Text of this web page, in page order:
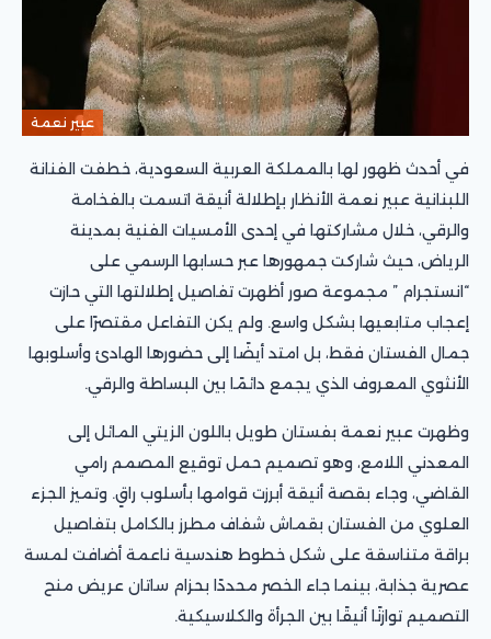
عبير نعمة
في أحدث ظهور لها بالمملكة العربية السعودية، خطفت الفنانة
اللبنانية عبير نعمة الأنظار بإطلالة أنيقة اتسمت بالفخامة
والرقي، خلال مشاركتها في إحدى الأمسيات الفنية بمدينة
الرياض، حيث شاركت جمهورها عبر حسابها الرسمي على
“انستجرام ” مجموعة صور أظهرت تفاصيل إطلالتها التي حازت
إعجاب متابعيها بشكل واسع. ولم يكن التفاعل مقتصرًا على
جمال الفستان فقط، بل امتد أيضًا إلى حضورها الهادئ وأسلوبها
الأنثوي المعروف الذي يجمع دائمًا بين البساطة والرقي.
وظهرت عبير نعمة بفستان طويل باللون الزيتي المائل إلى
المعدني اللامع، وهو تصميم حمل توقيع المصمم رامي
القاضي، وجاء بقصة أنيقة أبرزت قوامها بأسلوب راقٍ. وتميز الجزء
العلوي من الفستان بقماش شفاف مطرز بالكامل بتفاصيل
براقة متناسقة على شكل خطوط هندسية ناعمة أضافت لمسة
عصرية جذابة، بينما جاء الخصر محددًا بحزام ساتان عريض منح
التصميم توازنًا أنيقًا بين الجرأة والكلاسيكية.